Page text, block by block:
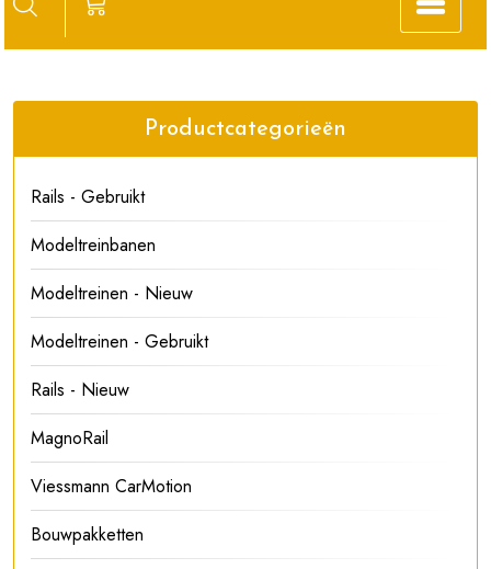
Productcategorieën
Rails - Gebruikt
Modeltreinbanen
Modeltreinen - Nieuw
Modeltreinen - Gebruikt
Rails - Nieuw
MagnoRail
Viessmann CarMotion
Bouwpakketten